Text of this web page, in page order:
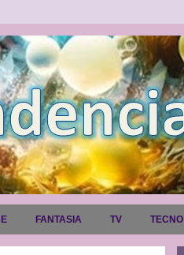
FANTASIA TV TECNO